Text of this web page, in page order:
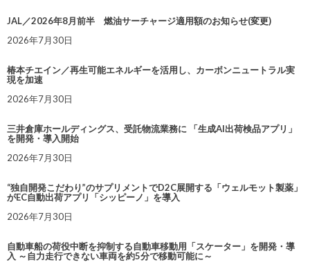
JAL／2026年8月前半 燃油サーチャージ適用額のお知らせ(変更)
2026年7月30日
椿本チエイン／再生可能エネルギーを活用し、カーボンニュートラル実
現を加速
2026年7月30日
三井倉庫ホールディングス、受託物流業務に 「生成AI出荷検品アプリ」
を開発・導入開始
2026年7月30日
“独自開発こだわり”のサプリメントでD2C展開する「ウェルモット製薬」
がEC自動出荷アプリ「シッピーノ」を導入
2026年7月30日
自動車船の荷役中断を抑制する自動車移動用「スケーター」を開発・導
入 ～自力走行できない車両を約5分で移動可能に～